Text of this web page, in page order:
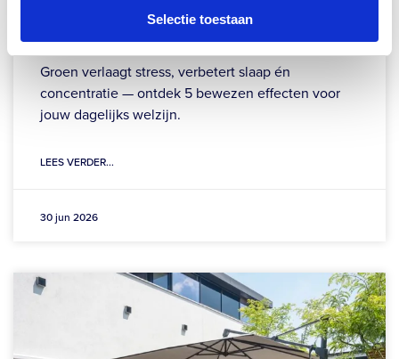
Selectie toestaan
gezondheid? Dit zijn de 5 effecten
Groen verlaagt stress, verbetert slaap én
concentratie — ontdek 5 bewezen effecten voor
jouw dagelijks welzijn.
LEES VERDER...
30 jun 2026